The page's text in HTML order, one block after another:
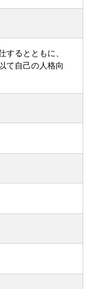
するとともに、
て自己の人格向